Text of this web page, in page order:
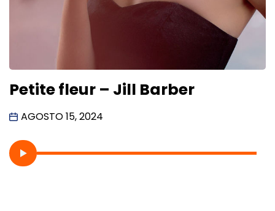
Petite fleur – Jill Barber
AGOSTO 15, 2024